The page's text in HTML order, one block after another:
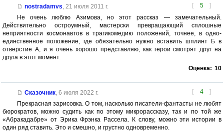
[ 5 ]
nostradamvs, 21 июля 2011 г.
Не очень люблю Азимова, но этот рассказ — замечательный.
Действительно остроумный, мастерски превращающий сплошные
неприятности космонавтов в трагикомедию положений, точнее, в одно-
единственное положение, где обязательно нужно вставить шплинт Б в
отверстие А, и я очень хорошо представляю, как герои смотрят друг на
друга в этот момент.
Оценка: 10
[ 4 ]
Сказочник, 6 июля 2022 г.
Прекрасная зарисовка. О том, насколько писатели-фантасты не любят
бюрократов, можно судить как по этому микрорассказу, так и по той же
«Абракадабре» от Эрика Фрэнка Рассела. К слову, можно эти истории в
один ряд ставить. Это и смешно, и грустно одновременно.